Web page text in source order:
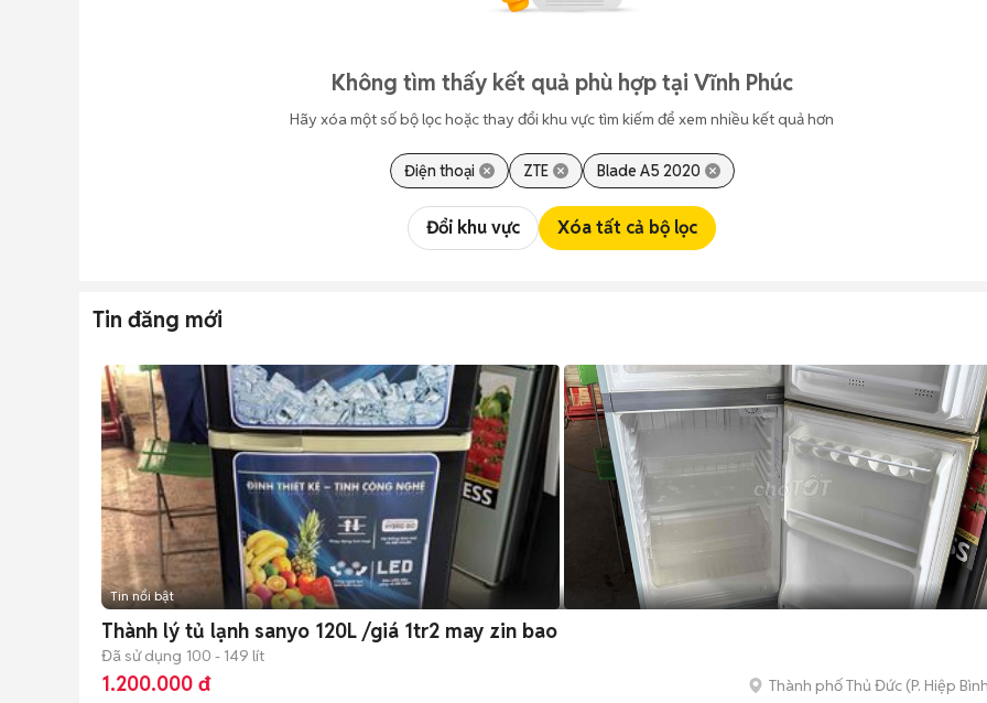
Không tìm thấy kết quả phù hợp tại Vĩnh Phúc
Hãy xóa một số bộ lọc hoặc thay đổi khu vực tìm kiếm để xem nhiều kết quả hơn
Điện thoại ZTE Blade A5 2020
Đổi khu vực Xóa tất cả bộ lọc
Tin đăng mới
Tin nổi bật
Thành lý tủ lạnh sanyo 120L /giá 1tr2 may zin bao
Đã sử dụng 100 - 149 lít
1.200.000 đ Thành phố Thủ Đức (P. Hiệp